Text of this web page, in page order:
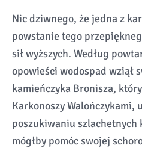
Nic dziwnego, że jedna z
powstanie tego
sił wyższych. Według
opowieści wodospad wziął
kamieńczyka Bronisza,
Karkonoszy Walończykami,
poszukiwaniu
mógłby pomóc swojej